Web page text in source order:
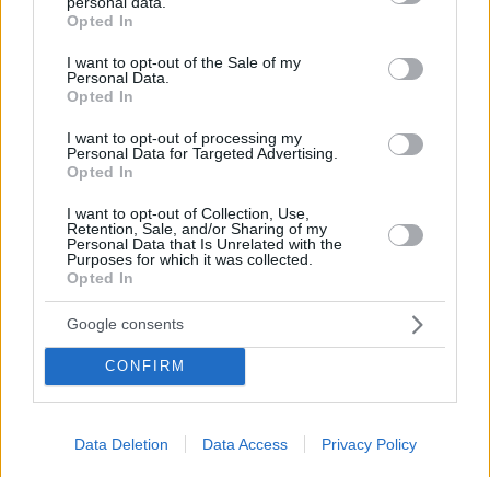
grant or deny consent to Google and its third-party tags to
use your data for below specified purposes in below Google
consent section.
Opted In
I want to opt-out of the Sale of my
Personal Data.
Opted In
I want to opt-out of processing my
Personal Data for Targeted Advertising.
Opted In
I want to opt-out of Collection, Use,
Retention, Sale, and/or Sharing of my
Personal Data that Is Unrelated with the
Purposes for which it was collected.
Opted In
Google consents
CONFIRM
Data Deletion Data Access Privacy Policy
Σάλος με τη Mattel - Τύπωσε κατά λάθος έναν
ιστότοπο πορνό στη συσκευασία της κούκλας
Wicked
Παραιτήθηκαν από τις θέσεις τους στην ΚΟ
του ΣΥΡΙΖΑ Θεοδώρα Τζάκρη και Θάνος
Μωραΐτης
Ακολουθήστε το
Δείτε όλες τις τελευταίες
και τον Κόσμο, τη στιγμή που συμβαίνουν, στο
Protothema.gr